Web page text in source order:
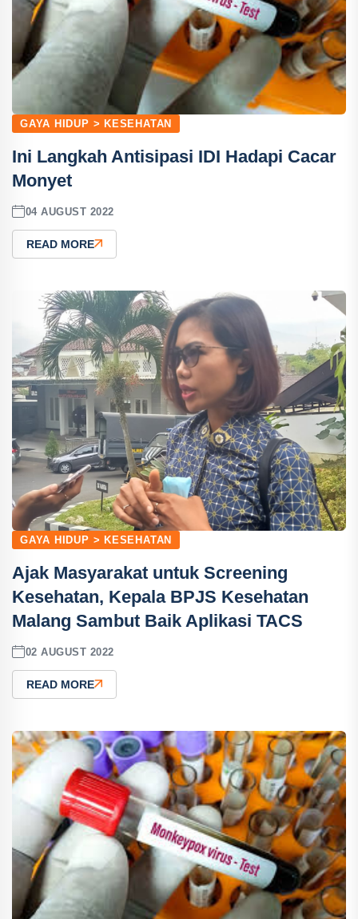
GAYA HIDUP > KESEHATAN
Ini Langkah Antisipasi IDI Hadapi Cacar
Monyet
04 AUGUST 2022
READ MORE
GAYA HIDUP > KESEHATAN
Ajak Masyarakat untuk Screening
Kesehatan, Kepala BPJS Kesehatan
Malang Sambut Baik Aplikasi TACS
02 AUGUST 2022
READ MORE